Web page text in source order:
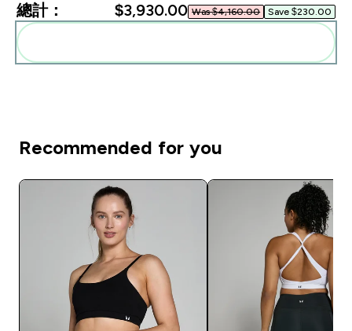
總計： $3,930.00‎ Was $4,160.00‎ Save $230.00‎
Recommended for you